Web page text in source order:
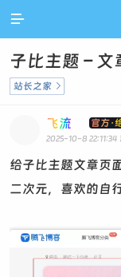

子比主题 –
站长之家 
飞流 官方·
2025-10-8 22:11:34
给子比主题文章页
二次元，喜欢的自